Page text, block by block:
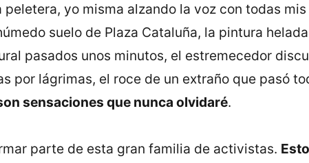
yo misma alzando la voz con todas
suelo de Plaza Cataluña, la pintura
pasados unos minutos, el estremecedor
por lágrimas, el roce de un extraño que pasó
sensaciones que nunca olvidaré.
parte de esta gran familia de activistas.